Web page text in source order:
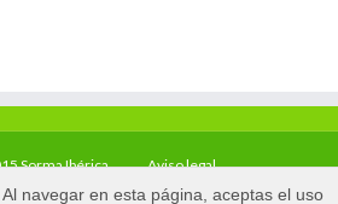
Sorma Ibérica Aviso legal
navegar en esta página, aceptas el uso